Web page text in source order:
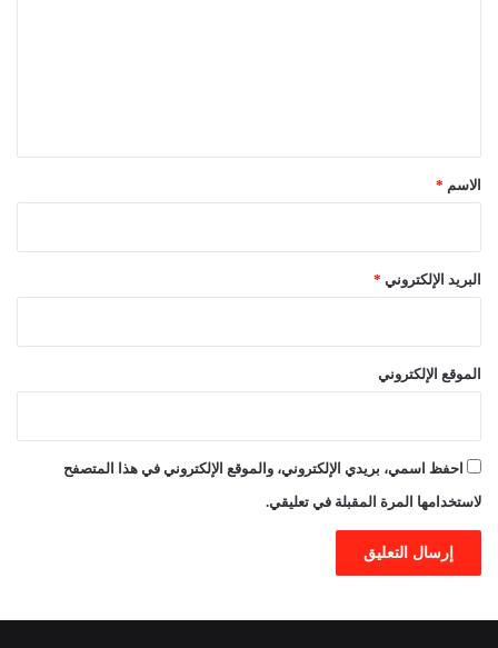
*
الاسم *
البريد الإلكتروني *
الموقع الإلكتروني
احفظ اسمي، بريدي الإلكتروني، والموقع الإلكتروني في هذا المتصفح
لاستخدامها المرة المقبلة في تعليقي.